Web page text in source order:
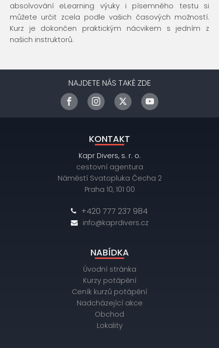
absolvování eLearning výuky i písemného testu si
můžete určit zcela podle vašich časových možností.
Kurz je dokončen praktickým nácvikem s jedním z
našich instruktorů.
NAJDETE NÁS TAKÉ ZDE
KONTAKT
Kapr Divers, s. r. o.
cestovní agentura
Náměstí Svatopluka Čecha 2
Praha 10, 101 00
+420 777 237 984
info@kaprdivers.cz
NABÍDKA
Úvodní stránka
Kurzy potápění
Ceník kurzů potápění
Nadcházející akce
Obchod
Lokality